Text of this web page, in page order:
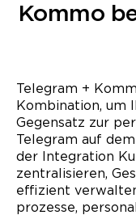
Kommo
Telegram +
Kombination, um
Gegensatz zur
Telegram auf
der Integration
zentralisieren,
effizient
prozesse,